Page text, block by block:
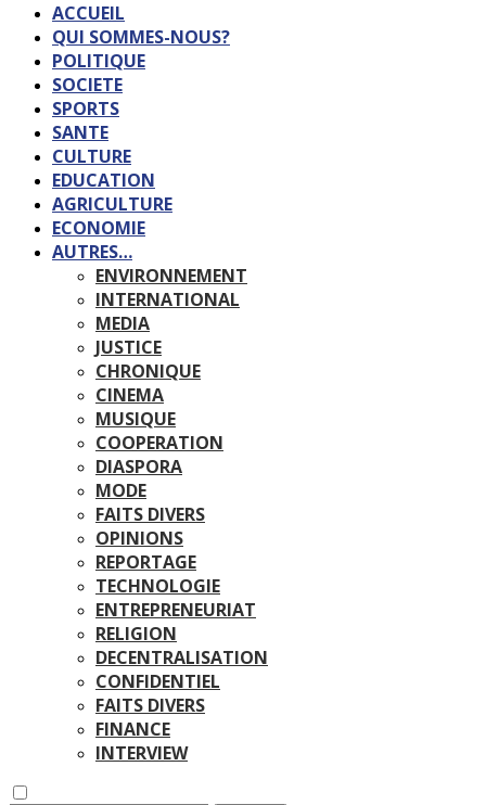
ACCUEIL
QUI SOMMES-NOUS?
POLITIQUE
SOCIETE
SPORTS
SANTE
CULTURE
EDUCATION
AGRICULTURE
ECONOMIE
AUTRES…
ENVIRONNEMENT
INTERNATIONAL
MEDIA
JUSTICE
CHRONIQUE
CINEMA
MUSIQUE
COOPERATION
DIASPORA
MODE
FAITS DIVERS
OPINIONS
REPORTAGE
TECHNOLOGIE
ENTREPRENEURIAT
RELIGION
DECENTRALISATION
CONFIDENTIEL
FAITS DIVERS
FINANCE
INTERVIEW